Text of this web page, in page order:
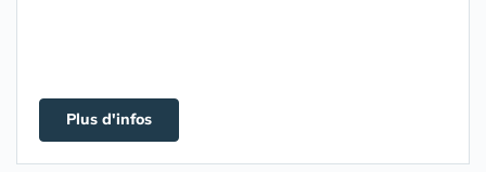
Plus d'infos